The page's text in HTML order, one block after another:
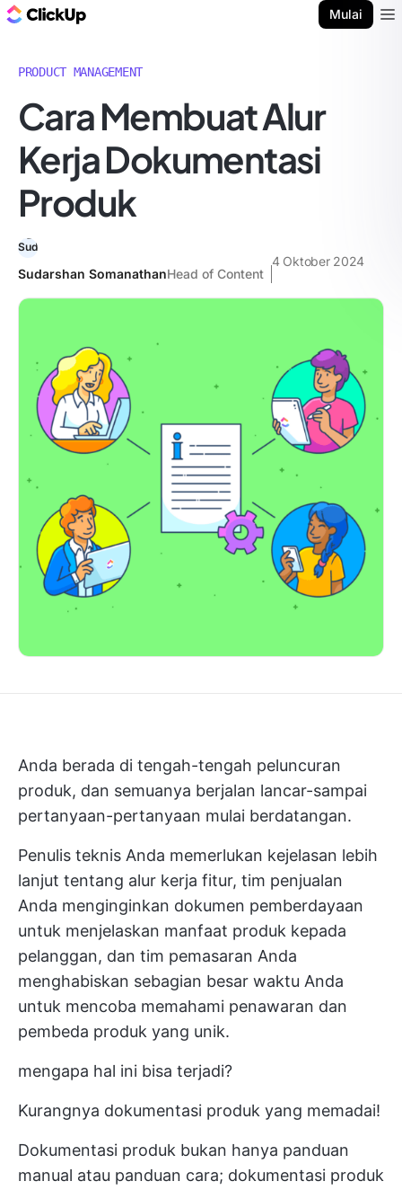
Mulai
PRODUCT MANAGEMENT
Cara Membuat Alur
Kerja Dokumentasi
Produk
Sudarshan SomanathanHead of Content
4 Oktober 2024
Anda berada di tengah-tengah peluncuran
produk, dan semuanya berjalan lancar-sampai
pertanyaan-pertanyaan mulai berdatangan.
Penulis teknis Anda memerlukan kejelasan lebih
lanjut tentang alur kerja fitur, tim penjualan
Anda menginginkan dokumen pemberdayaan
untuk menjelaskan manfaat produk kepada
pelanggan, dan tim pemasaran Anda
menghabiskan sebagian besar waktu Anda
untuk mencoba memahami penawaran dan
pembeda produk yang unik.
mengapa hal ini bisa terjadi?
Kurangnya dokumentasi produk yang memadai!
Dokumentasi produk bukan hanya panduan
manual atau panduan cara; dokumentasi produk